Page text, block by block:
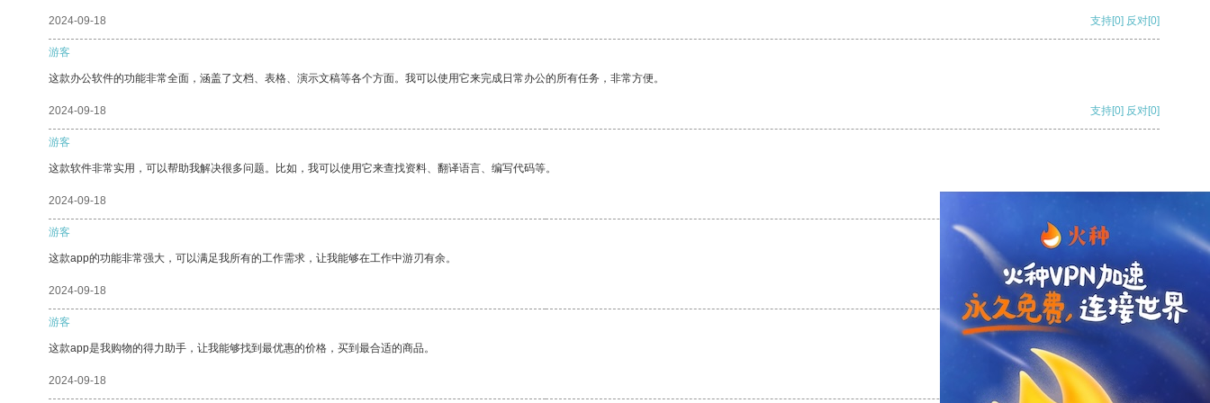
2024-09-18 支持[0] 反对[0]
游客
这款办公软件的功能非常全面，涵盖了文档、表格、演示文稿等各个方面。我可以使用它来完成日常办公的所有任务，非常方便。
2024-09-18 支持[0] 反对[0]
游客
这款软件非常实用，可以帮助我解决很多问题。比如，我可以使用它来查找资料、翻译语言、编写代码等。
2024-09-18
游客
这款app的功能非常强大，可以满足我所有的工作需求，让我能够在工作中游刃有余。
2024-09-18 支持 [0] 反对 [0]
游客
这款app是我购物的得力助手，让我能够找到最优惠的价格，买到最合适的商品。
2024-09-18 支持